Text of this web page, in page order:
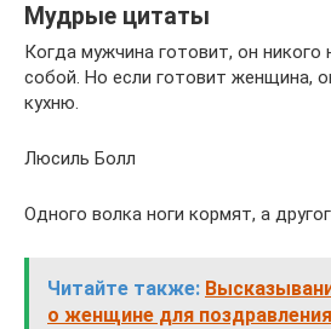
Мудрые цитаты
Когда мужчина готовит, он никого
собой. Но если готовит женщина,
кухню.
Люсиль Болл
Одного волка ноги кормят, а
Читайте также:
о женщине для поздравления